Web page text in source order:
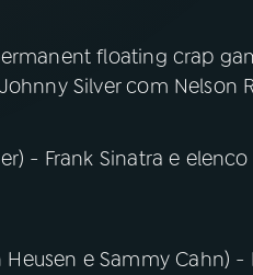
floating crap
Silver com Nelson
- Frank Sinatra e
e Sammy Cahn)